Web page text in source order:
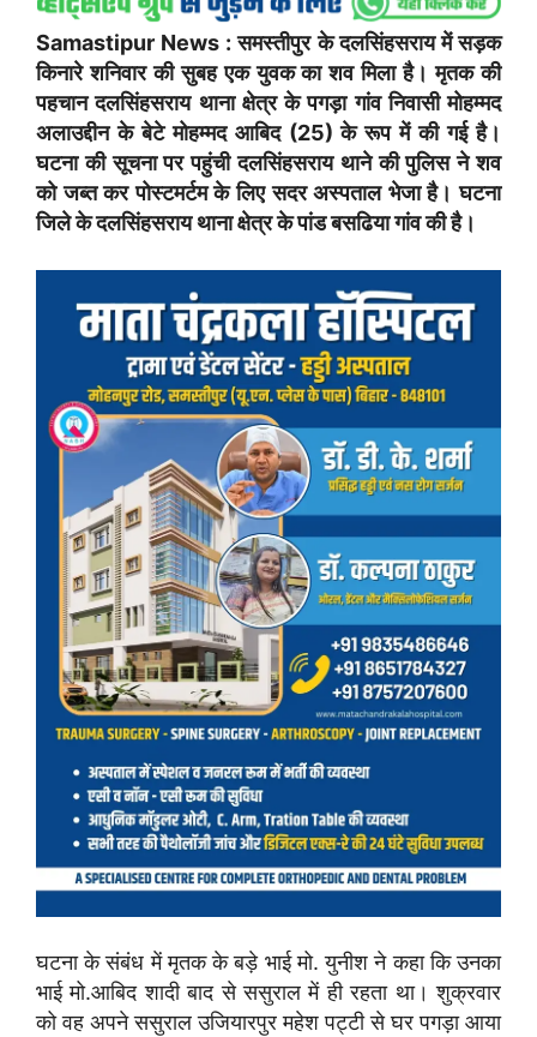
Samastipur News : समस्तीपुर के दलसिंहसराय में सड़क
किनारे शनिवार की सुबह एक युवक का शव मिला है। मृतक की
पहचान दलसिंहसराय थाना क्षेत्र के पगड़ा गांव निवासी मोहम्मद
अलाउद्दीन के बेटे मोहम्मद आबिद (25) के रूप में की गई है।
घटना की सूचना पर पहुंची दलसिंहसराय थाने की पुलिस ने शव
को जब्त कर पोस्टमर्टम के लिए सदर अस्पताल भेजा है। घटना
जिले के दलसिंहसराय थाना क्षेत्र के पांड बसढिया गांव की है।
घटना के संबंध में मृतक के बड़े भाई मो. युनीश ने कहा कि उनका
भाई मो.आबिद शादी बाद से ससुराल में ही रहता था। शुक्रवार
को वह अपने ससुराल उजियारपुर महेश पट्टी से घर पगड़ा आया